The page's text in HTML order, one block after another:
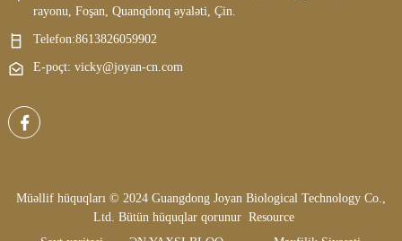
rayonu, Foşan, Quanqdonq əyaləti, Çin.
Telefon:8613826059902
E-poçt: vicky@joyan-cn.com
Müəllif hüquqları © 2024 Guangdong Joyan Biological Technology Co.,
Ltd. Bütün hüquqlar qorunur Resource